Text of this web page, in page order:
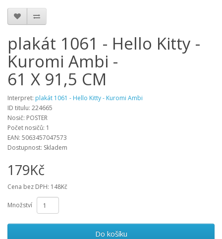
plakát 1061 - Hello Kitty -
Kuromi Ambi -
61 X 91,5 CM
Interpret: plakát 1061 - Hello Kitty - Kuromi Ambi
ID titulu: 224665
Nosič: POSTER
Počet nosičů: 1
EAN: 5063457047573
Dostupnost: Skladem
179Kč
Cena bez DPH: 148Kč
Množství
Do košíku